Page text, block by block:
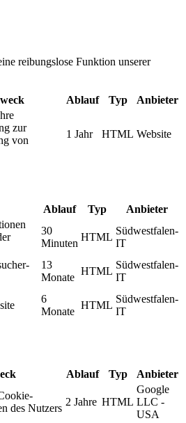
reibungslose Funktion unserer
Ablauf Typ Anbieter
zur
von
1 Jahr HTML Website
Ablauf Typ Anbieter
30
Minuten
HTML
Südwestfalen-
IT
13
Monate
HTML
Südwestfalen-
IT
6
Monate
HTML
Südwestfalen-
IT
Ablauf Typ Anbieter
des Nutzers
2 Jahre HTML
Google
LLC -
USA